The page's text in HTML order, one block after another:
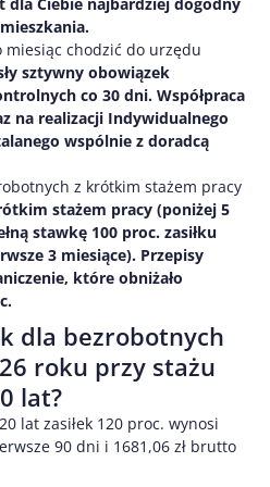
dla Ciebie najbardziej dogodny
miesiąc chodzić do urzędu
sztywny obowiązek
co 30 dni. Współpraca
na realizacji Indywidualnego
wspólnie z doradcą
z krótkim stażem pracy
stażem pracy (poniżej 5
stawkę 100 proc. zasiłku
3 miesiące). Przepisy
które obniżało
dla bezrobotnych
roku przy stażu
lat?
lat zasiłek 120 proc. wynosi
90 dni i 1681,06 zł brutto